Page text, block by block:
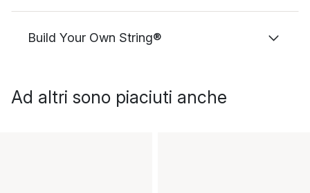
Build Your Own String®
Ad altri sono piaciuti anche